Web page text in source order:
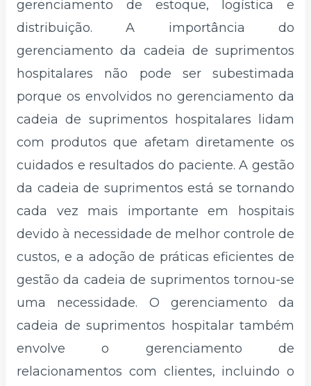
gerenciamento de estoque, logística e
distribuição. A importância do
gerenciamento da cadeia de suprimentos
hospitalares não pode ser subestimada
porque os envolvidos no gerenciamento da
cadeia de suprimentos hospitalares lidam
com produtos que afetam diretamente os
cuidados e resultados do paciente. A gestão
da cadeia de suprimentos está se tornando
cada vez mais importante em hospitais
devido à necessidade de melhor controle de
custos, e a adoção de práticas eficientes de
gestão da cadeia de suprimentos tornou-se
uma necessidade. O gerenciamento da
cadeia de suprimentos hospitalar também
envolve o gerenciamento de
relacionamentos com clientes, incluindo o